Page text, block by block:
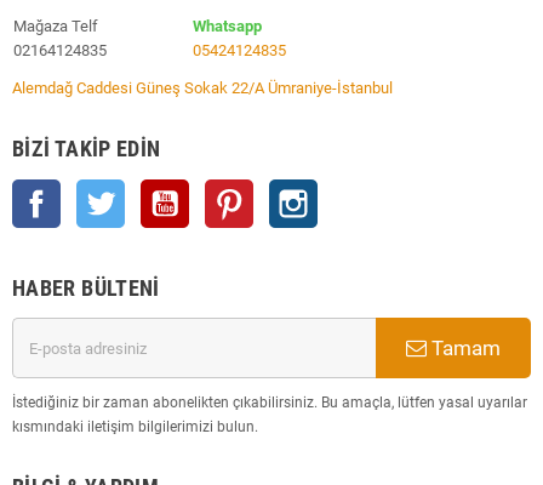
Mağaza Telf
02164124835
Whatsapp
05424124835
Alemdağ Caddesi Güneş Sokak 22/A Ümraniye-İstanbul
BIZI TAKIP EDIN
Facebook Twitter YouTube Pinterest
HABER BÜLTENI
Tamam
İstediğiniz bir zaman abonelikten çıkabilirsiniz. Bu amaçla, lütfen yasal uyarılar
kısmındaki iletişim bilgilerimizi bulun.